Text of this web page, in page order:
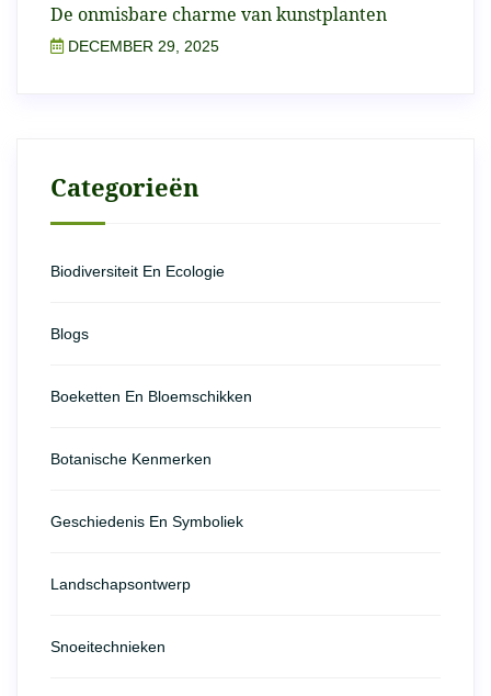
De onmisbare charme van kunstplanten
DECEMBER 29, 2025
Categorieën
Biodiversiteit En Ecologie
Blogs
Boeketten En Bloemschikken
Botanische Kenmerken
Geschiedenis En Symboliek
Landschapsontwerp
Snoeitechnieken